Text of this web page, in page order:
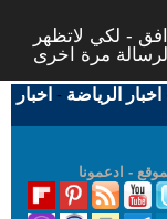
- لكي لاتظهر
اخبار الرياضة - اخبار
- ادعمونا